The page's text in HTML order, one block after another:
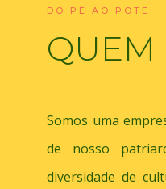
DO PÉ AO POTE
QUEM
Somos uma
de nosso
diversidade de